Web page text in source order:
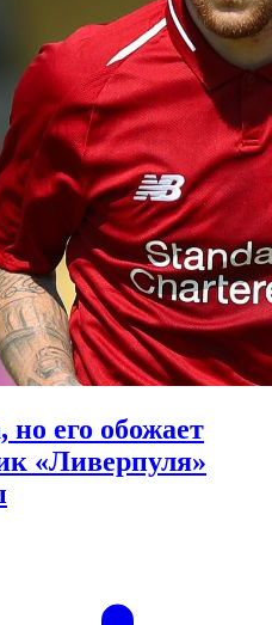
его обожает
«Ливерпуля»